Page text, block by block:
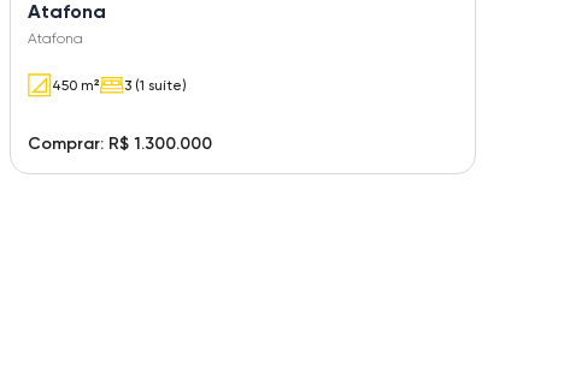
Atafona
Atafona
450 m² 3 (1 suíte)
Comprar: R$ 1.300.000